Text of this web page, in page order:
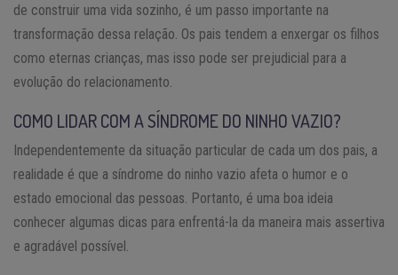
de construir uma vida sozinho, é um passo importante na
transformação dessa relação. Os pais tendem a enxergar os filhos
como eternas crianças, mas isso pode ser prejudicial para a
evolução do relacionamento.
COMO LIDAR COM A SÍNDROME DO NINHO VAZIO?
Independentemente da situação particular de cada um dos pais, a
realidade é que a síndrome do ninho vazio afeta o humor e o
estado emocional das pessoas. Portanto, é uma boa ideia
conhecer algumas dicas para enfrentá-la da maneira mais assertiva
e agradável possível.